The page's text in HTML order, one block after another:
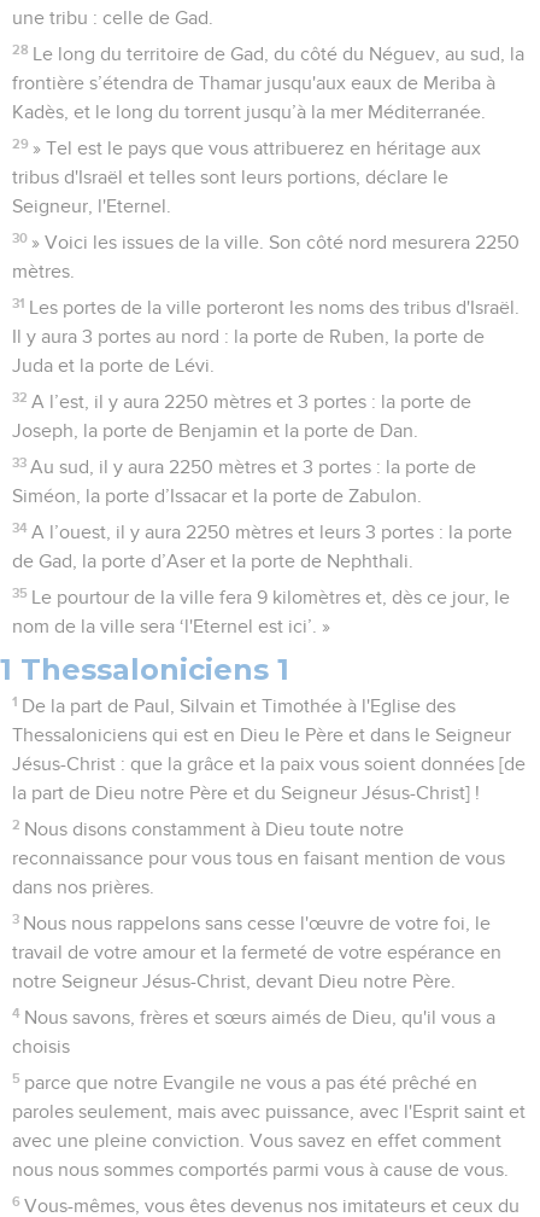
une tribu : celle de Gad.
28 Le long du territoire de Gad, du côté du Néguev, au sud, la
frontière s’étendra de Thamar jusqu'aux eaux de Meriba à
Kadès, et le long du torrent jusqu’à la mer Méditerranée.
29 » Tel est le pays que vous attribuerez en héritage aux
tribus d'Israël et telles sont leurs portions, déclare le
Seigneur, l'Eternel.
30 » Voici les issues de la ville. Son côté nord mesurera 2250
mètres.
31 Les portes de la ville porteront les noms des tribus d'Israël.
Il y aura 3 portes au nord : la porte de Ruben, la porte de
Juda et la porte de Lévi.
32 A l’est, il y aura 2250 mètres et 3 portes : la porte de
Joseph, la porte de Benjamin et la porte de Dan.
33 Au sud, il y aura 2250 mètres et 3 portes : la porte de
Siméon, la porte d’Issacar et la porte de Zabulon.
34 A l’ouest, il y aura 2250 mètres et leurs 3 portes : la porte
de Gad, la porte d’Aser et la porte de Nephthali.
35 Le pourtour de la ville fera 9 kilomètres et, dès ce jour, le
nom de la ville sera ‘l'Eternel est ici’. »
1 Thessaloniciens 1
1 De la part de Paul, Silvain et Timothée à l'Eglise des
Thessaloniciens qui est en Dieu le Père et dans le Seigneur
Jésus-Christ : que la grâce et la paix vous soient données [de
la part de Dieu notre Père et du Seigneur Jésus-Christ] !
2 Nous disons constamment à Dieu toute notre
reconnaissance pour vous tous en faisant mention de vous
dans nos prières.
3 Nous nous rappelons sans cesse l'œuvre de votre foi, le
travail de votre amour et la fermeté de votre espérance en
notre Seigneur Jésus-Christ, devant Dieu notre Père.
4 Nous savons, frères et sœurs aimés de Dieu, qu'il vous a
choisis
5 parce que notre Evangile ne vous a pas été prêché en
paroles seulement, mais avec puissance, avec l'Esprit saint et
avec une pleine conviction. Vous savez en effet comment
nous nous sommes comportés parmi vous à cause de vous.
6 Vous-mêmes, vous êtes devenus nos imitateurs et ceux du